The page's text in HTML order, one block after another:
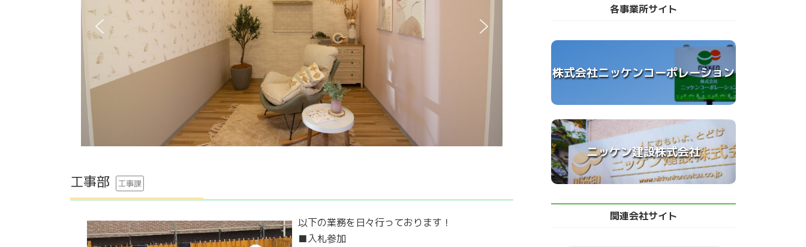
工事部 工事課
以下の業務を日々行っております！
■入札参加
各事業所サイト
株式会社ニッケンコーポレーション
ニッケン建設株式会社
関連会社サイト